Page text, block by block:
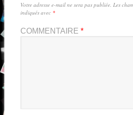
Votre adresse e-mail ne sera pas publiée. Les
indiqués avec *
COMMENTAIRE *